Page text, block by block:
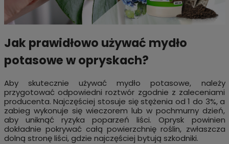
Jak prawidłowo używać mydło
potasowe w opryskach?
Aby skutecznie używać mydło potasowe, należy
przygotować odpowiedni roztwór zgodnie z zaleceniami
producenta. Najczęściej stosuje się stężenia od 1 do 3%, a
zabieg wykonuje się wieczorem lub w pochmurny dzień,
aby uniknąć ryzyka poparzeń liści. Oprysk powinien
dokładnie pokrywać całą powierzchnię roślin, zwłaszcza
dolną stronę liści, gdzie najczęściej bytują szkodniki.